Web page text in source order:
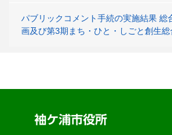
パブリックコメント手続の実施結果 総
画及び第3期まち・ひと・しごと創生総
袖ケ浦市役所